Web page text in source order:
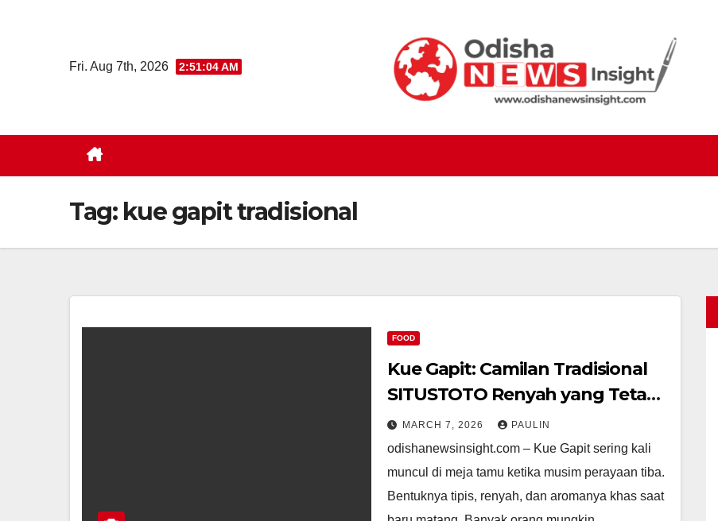
Fri. Aug 7th, 2026 2:51:04 AM
Tag: kue gapit tradisional
FOOD
Kue Gapit: Camilan Tradisional
SITUSTOTO Renyah yang Tetap
Dicari Hingga Sekarang
MARCH 7, 2026 PAULIN
odishanewsinsight.com – Kue Gapit sering kali
muncul di meja tamu ketika musim perayaan tiba.
Bentuknya tipis, renyah, dan aromanya khas saat